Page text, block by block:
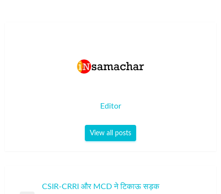
Editor
View all posts
CSIR-CRRI और MCD ने टिकाऊ सड़क